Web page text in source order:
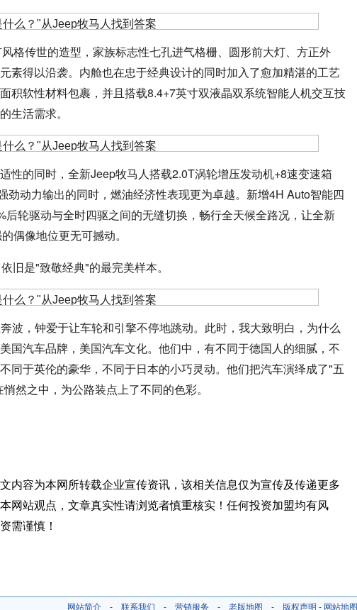
格传世的造型，家族标志性七孔进气格栅、圆形前大灯、方正外
素得以沿袭。内舱也在忠于经典设计的同时加入了愈加精湛的工艺
积软性材料包裹，并且搭载8.4+7英寸双液晶双系统智能人机交互技
生活需求。
性的同时，全新Jeep牧马人搭载2.0T涡轮增压发动机+8速变速箱
劲动力输出的同时，燃油经济性表现更为卓越。新增4H Auto智能四
后轮驱动与全时四驱之间的无缝切换，畅行全天候全路况，让全新
偶像地位更无可撼动。
旧是"致敬经典"的最完美样本。
波，钟爱于让车轮和引擎不停地跳动。此时，我大致明白，为什么
国汽车品牌，美国汽车文化。他们中，有不同于德国人的细腻，不
同于英伦的豪华，不同于日本的小巧灵动。他们把汽车演绎成了"五
然之中，为公路装点上了不同的色彩。
内容为本网所转载企业宣传资讯，该相关信息仅为宣传及传递更多
网站观点，文章真实性请浏览者慎重核实！任何投资加盟均有风
需谨慎！
网站简介 - 联系我们 - 营销服务 - 老版地图 - 版权声明 - 网站地图